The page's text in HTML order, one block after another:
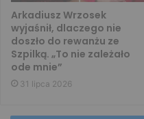
Arkadiusz Wrzosek
wyjaśnił, dlaczego nie
doszło do rewanżu ze
Szpilką. „To nie zależało
ode mnie”
31 lipca 2026